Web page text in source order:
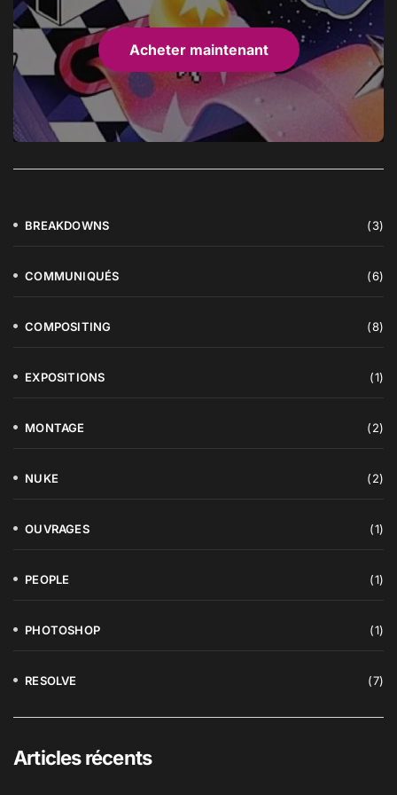
Acheter maintenant
BREAKDOWNS (3)
COMMUNIQUÉS (6)
COMPOSITING (8)
EXPOSITIONS (1)
MONTAGE (2)
NUKE (2)
OUVRAGES (1)
PEOPLE (1)
PHOTOSHOP (1)
RESOLVE (7)
Articles récents